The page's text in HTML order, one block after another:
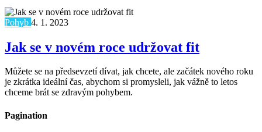
Pohyb 4. 1. 2023
Jak se v novém roce udržovat fit
Můžete se na předsevzetí dívat, jak chcete, ale začátek nového roku
je zkrátka ideální čas, abychom si promysleli, jak vážně to letos
chceme brát se zdravým pohybem.
Pagination